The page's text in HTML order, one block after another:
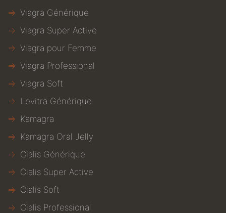
Viagra Générique
Viagra Super Active
Viagra pour Femme
Viagra Professional
Viagra Soft
Levitra Générique
Kamagra
Kamagra Oral Jelly
Cialis Générique
Cialis Super Active
Cialis Soft
Cialis Professional